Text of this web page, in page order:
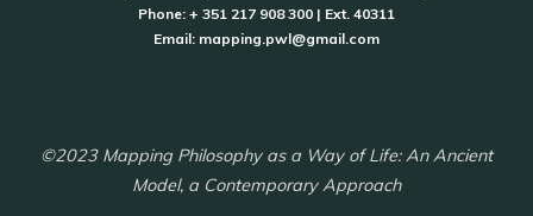
Phone: + 351 217 908 300 | Ext. 40311
Email: mapping.pwl@gmail.com
©2023 Mapping Philosophy as a Way of Life: An Ancient
Model, a Contemporary Approach